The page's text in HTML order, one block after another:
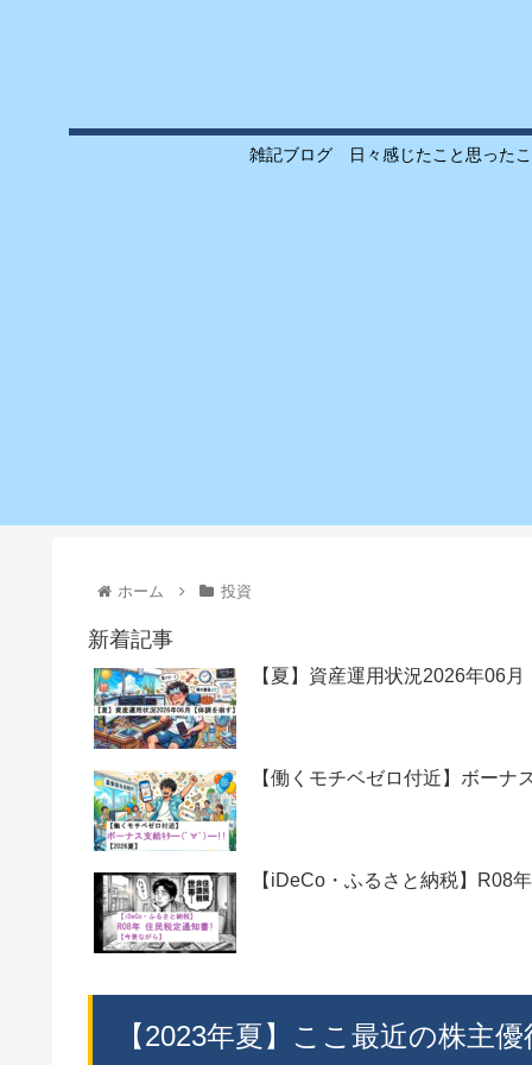
雑記ブログ 日々感じたこと思った
ホーム 投資
新着記事
【夏】資産運用状況2026年06
【働くモチベゼロ付近】ボー
【iDeCo・ふるさと納税】R08
【2023年夏】ここ最近の株主